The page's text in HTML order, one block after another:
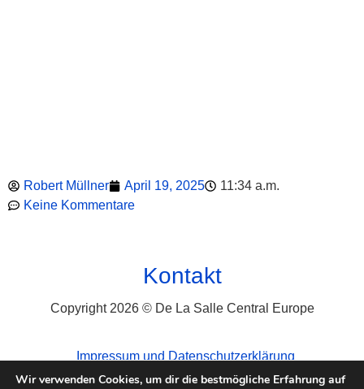
Robert Müllner April 19, 2025
11:34 a.m.
Keine Kommentare
Kontakt
Copyright 2026 © De La Salle Central Europe
Impressum und Datenschutzerklärung
Wir verwenden Cookies, um dir die bestmögliche Erfahrung auf